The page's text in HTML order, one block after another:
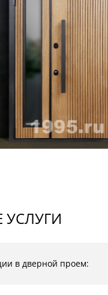
в дверной проем: